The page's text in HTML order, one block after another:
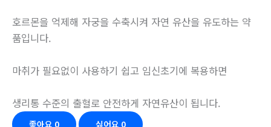
호르몬을 억제해 자궁을 수축시켜 자연 유산을 유도하는 약
품입니다.
마취가 필요없이 사용하기 쉽고 임신초기에 복용하면
생리통 수준의 출혈로 안전하게 자연유산이 됩니다.
좋아요 0 싫어요 0